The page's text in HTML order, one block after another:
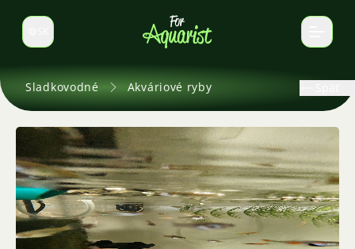
Prepnúť jazyk
Sladkovodné Akváriové ryby